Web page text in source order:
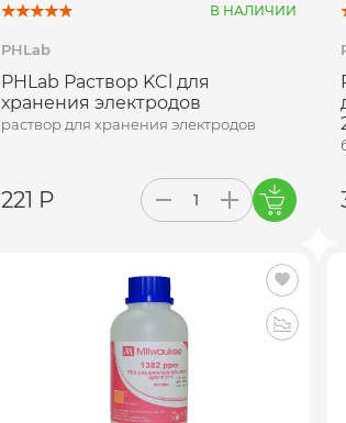
В НАЛИЧИИ
PHLab
PHLab Раствор KCl для
хранения электродов
раствор для хранения электродов
221 Р